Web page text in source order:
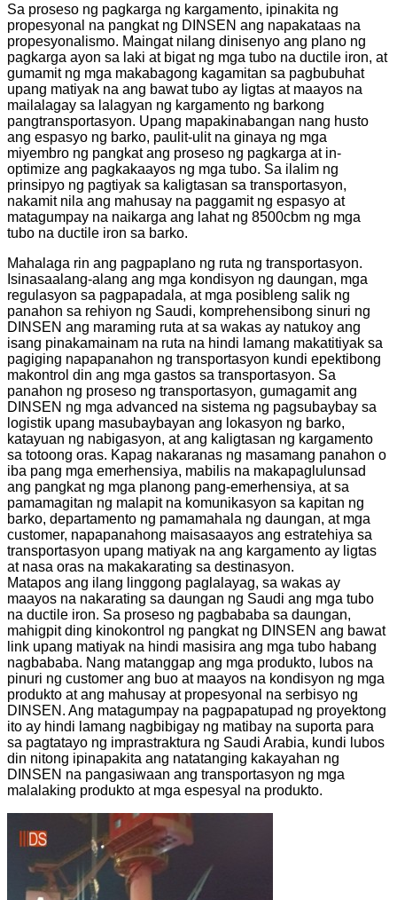
Sa proseso ng pagkarga ng kargamento, ipinakita ng
propesyonal na pangkat ng DINSEN ang napakataas na
propesyonalismo. Maingat nilang dinisenyo ang plano ng
pagkarga ayon sa laki at bigat ng mga tubo na ductile iron, at
gumamit ng mga makabagong kagamitan sa pagbubuhat
upang matiyak na ang bawat tubo ay ligtas at maayos na
mailalagay sa lalagyan ng kargamento ng barkong
pangtransportasyon. Upang mapakinabangan nang husto
ang espasyo ng barko, paulit-ulit na ginaya ng mga
miyembro ng pangkat ang proseso ng pagkarga at in-
optimize ang pagkakaayos ng mga tubo. Sa ilalim ng
prinsipyo ng pagtiyak sa kaligtasan sa transportasyon,
nakamit nila ang mahusay na paggamit ng espasyo at
matagumpay na naikarga ang lahat ng 8500cbm ng mga
tubo na ductile iron sa barko.
Mahalaga rin ang pagpaplano ng ruta ng transportasyon.
Isinasaalang-alang ang mga kondisyon ng daungan, mga
regulasyon sa pagpapadala, at mga posibleng salik ng
panahon sa rehiyon ng Saudi, komprehensibong sinuri ng
DINSEN ang maraming ruta at sa wakas ay natukoy ang
isang pinakamainam na ruta na hindi lamang makatitiyak sa
pagiging napapanahon ng transportasyon kundi epektibong
makontrol din ang mga gastos sa transportasyon. Sa
panahon ng proseso ng transportasyon, gumagamit ang
DINSEN ng mga advanced na sistema ng pagsubaybay sa
logistik upang masubaybayan ang lokasyon ng barko,
katayuan ng nabigasyon, at ang kaligtasan ng kargamento
sa totoong oras. Kapag nakaranas ng masamang panahon o
iba pang mga emerhensiya, mabilis na makapaglulunsad
ang pangkat ng mga planong pang-emerhensiya, at sa
pamamagitan ng malapit na komunikasyon sa kapitan ng
barko, departamento ng pamamahala ng daungan, at mga
customer, napapanahong maisasaayos ang estratehiya sa
transportasyon upang matiyak na ang kargamento ay ligtas
at nasa oras na makakarating sa destinasyon.
Matapos ang ilang linggong paglalayag, sa wakas ay
maayos na nakarating sa daungan ng Saudi ang mga tubo
na ductile iron. Sa proseso ng pagbababa sa daungan,
mahigpit ding kinokontrol ng pangkat ng DINSEN ang bawat
link upang matiyak na hindi masisira ang mga tubo habang
nagbababa. Nang matanggap ang mga produkto, lubos na
pinuri ng customer ang buo at maayos na kondisyon ng mga
produkto at ang mahusay at propesyonal na serbisyo ng
DINSEN. Ang matagumpay na pagpapatupad ng proyektong
ito ay hindi lamang nagbibigay ng matibay na suporta para
sa pagtatayo ng imprastraktura ng Saudi Arabia, kundi lubos
din nitong ipinapakita ang natatanging kakayahan ng
DINSEN na pangasiwaan ang transportasyon ng mga
malalaking produkto at mga espesyal na produkto.